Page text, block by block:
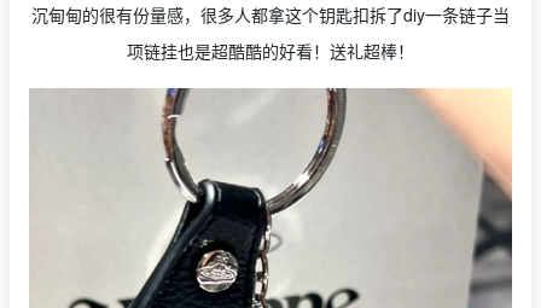
沉甸甸的很有份量感，很多人都拿这个钥匙扣拆了diy一条链子当
项链挂也是超酷酷的好看！送礼超棒！